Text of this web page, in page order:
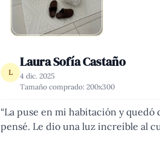
L
Laura Sofía Castaño
4 dic. 2025
Tamaño comprado: 200x300
“La puse en mi habitación y quedó
pensé. Le dio una luz increíble al